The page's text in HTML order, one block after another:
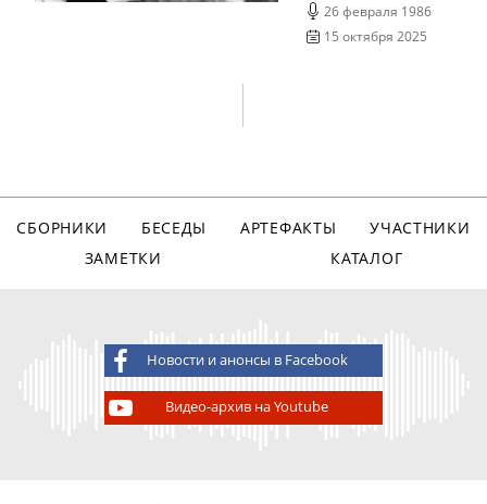
26 февраля 1986
15 октября 2025
СБОРНИКИ БЕСЕДЫ АРТЕФАКТЫ
УЧАСТНИКИ
ЗАМЕТКИ
КАТАЛОГ
Новости и анонсы в Facebook
Видео-архив на Youtube